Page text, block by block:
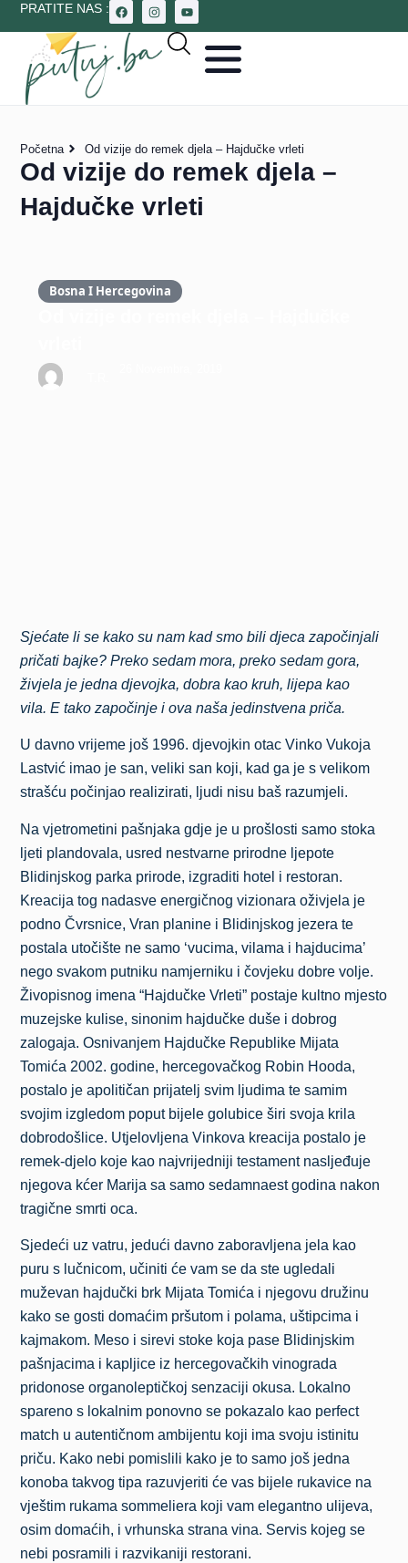
PRATITE NAS :
Početna Od vizije do remek djela – Hajdučke vrleti
Od vizije do remek djela –
Hajdučke vrleti
Bosna I Hercegovina
Sjećate li se kako su nam kad smo bili djeca započinjali
pričati bajke? Preko sedam mora, preko sedam gora,
živjela je jedna djevojka, dobra kao kruh, lijepa kao
vila. E tako započinje i ova naša jedinstvena priča.
U davno vrijeme još 1996. djevojkin otac Vinko Vukoja
Lastvić imao je san, veliki san koji, kad ga je s velikom
strašću počinjao realizirati, ljudi nisu baš razumjeli.
Na vjetrometini pašnjaka gdje je u prošlosti samo stoka
ljeti plandovala, usred nestvarne prirodne ljepote
Blidinjskog parka prirode, izgraditi hotel i restoran.
Kreacija tog nadasve energičnog vizionara oživjela je
podno Čvrsnice, Vran planine i Blidinjskog jezera te
postala utočište ne samo ‘vucima, vilama i hajducima’
nego svakom putniku namjerniku i čovjeku dobre volje.
Živopisnog imena “Hajdučke Vrleti” postaje kultno mjesto
muzejske kulise, sinonim hajdučke duše i dobrog
zalogaja. Osnivanjem Hajdučke Republike Mijata
Tomića 2002. godine, hercegovačkog Robin Hooda,
postalo je apolitičan prijatelj svim ljudima te samim
svojim izgledom poput bijele golubice širi svoja krila
dobrodošlice. Utjelovljena Vinkova kreacija postalo je
remek-djelo koje kao najvrijedniji testament nasljeđuje
njegova kćer Marija sa samo sedamnaest godina nakon
tragične smrti oca.
Sjedeći uz vatru, jedući davno zaboravljena jela kao
puru s lučnicom, učiniti će vam se da ste ugledali
muževan hajdučki brk Mijata Tomića i njegovu družinu
kako se gosti domaćim pršutom i polama, uštipcima i
kajmakom. Meso i sirevi stoke koja pase Blidinjskim
pašnjacima i kapljice iz hercegovačkih vinograda
pridonose organoleptičkoj senzaciji okusa. Lokalno
spareno s lokalnim ponovno se pokazalo kao perfect
match u autentičnom ambijentu koji ima svoju istinitu
priču. Kako nebi pomislili kako je to samo još jedna
konoba takvog tipa razuvjeriti će vas bijele rukavice na
vještim rukama sommeliera koji vam elegantno ulijeva,
osim domaćih, i vrhunska strana vina. Servis kojeg se
nebi posramili i razvikaniji restorani.